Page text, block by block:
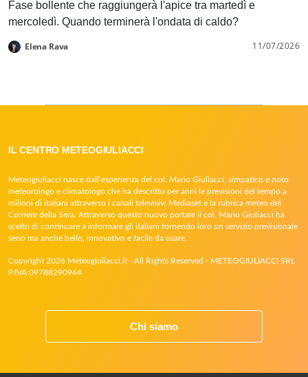
Fase bollente che raggiungerà l'apice tra martedì e
mercoledì. Quando terminerà l'ondata di caldo?
Elena Rava 11/07/2026
IL CENTRO METEOGIULIACCI
Meteogiuliacci nasce dall’esperienza del col. Mario Giuliacci, simpatico e noto
meteorologo e climatologo che ha descritto per anni le previsioni del tempo a
milioni di italiani attraverso i canali televisivi Mediaset e la rubrica meteo del
Corriere della Sera. Attraverso questo nuovo portale il col. Mario Giuliacci ha
scelto di continuare a informare gli italiani fornendo loro un servizio previsionale
serio ma anche bello, innovativo e facile da usare.
Copyright 2026 Meteogiuliacci.it - All Rights Reserved - METEOGIULIACCI SRL
P.IVA 09788290964
Chi siamo